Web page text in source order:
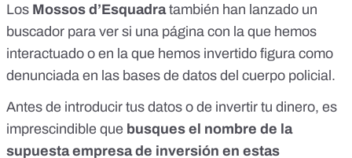
Los Mossos d’Esquadratambién han lanzado un
buscador para ver si una página con la que hemos
interactuado o en la que hemos invertido figura como
denunciada en las bases de datos del cuerpo policial.
Antes de introducir tus datos o de invertir tu dinero, es
imprescindible que busques el nombre de la
supuesta empresa de inversión en estas